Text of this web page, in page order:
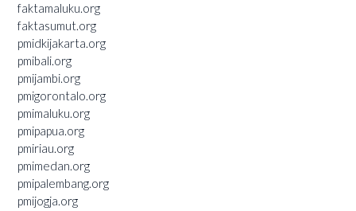
faktamaluku.org
faktasumut.org
pmidkijakarta.org
pmibali.org
pmijambi.org
pmigorontalo.org
pmimaluku.org
pmipapua.org
pmiriau.org
pmimedan.org
pmipalembang.org
pmijogja.org